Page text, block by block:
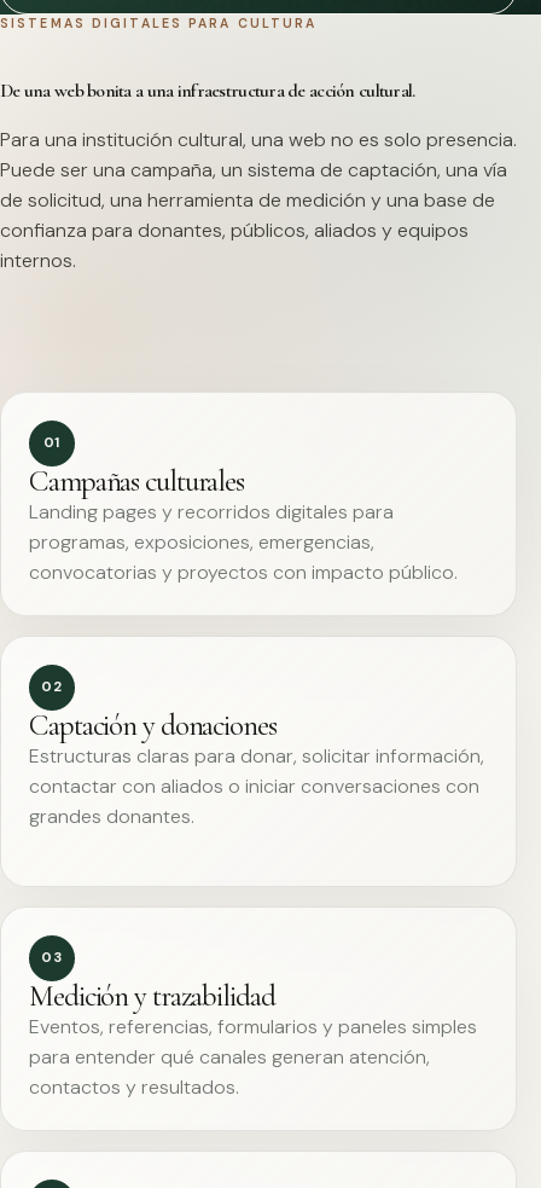
SISTEMAS DIGITALES PARA CULTURA
De una web bonita a una infraestructura de acción cultural.
Para una institución cultural, una web no es solo presencia.
Puede ser una campaña, un sistema de captación, una vía
de solicitud, una herramienta de medición y una base de
confianza para donantes, públicos, aliados y equipos
internos.
01
Campañas culturales
Landing pages y recorridos digitales para
programas, exposiciones, emergencias,
convocatorias y proyectos con impacto público.
02
Captación y donaciones
Estructuras claras para donar, solicitar información,
contactar con aliados o iniciar conversaciones con
grandes donantes.
03
Medición y trazabilidad
Eventos, referencias, formularios y paneles simples
para entender qué canales generan atención,
contactos y resultados.